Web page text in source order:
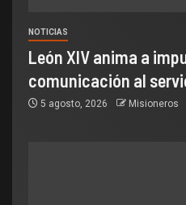
NOTICIAS
León XIV anima a
comunicación al
5 agosto, 2026 Misioneros